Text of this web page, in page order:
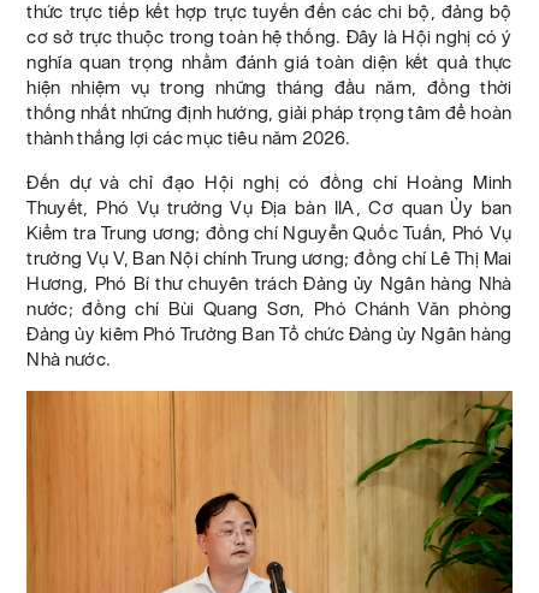
thức trực tiếp kết hợp trực tuyến đến các chi bộ, đảng bộ
cơ sở trực thuộc trong toàn hệ thống. Đây là Hội nghị có ý
nghĩa quan trọng nhằm đánh giá toàn diện kết quả thực
hiện nhiệm vụ trong những tháng đầu năm, đồng thời
thống nhất những định hướng, giải pháp trọng tâm để hoàn
thành thắng lợi các mục tiêu năm 2026.
Đến dự và chỉ đạo Hội nghị có đồng chí Hoàng Minh
Thuyết, Phó Vụ trưởng Vụ Địa bàn IIA, Cơ quan Ủy ban
Kiểm tra Trung ương; đồng chí Nguyễn Quốc Tuấn, Phó Vụ
trưởng Vụ V, Ban Nội chính Trung ương; đồng chí Lê Thị Mai
Hương, Phó Bí thư chuyên trách Đảng ủy Ngân hàng Nhà
nước; đồng chí Bùi Quang Sơn, Phó Chánh Văn phòng
Đảng ủy kiêm Phó Trưởng Ban Tổ chức Đảng ủy Ngân hàng
Nhà nước.